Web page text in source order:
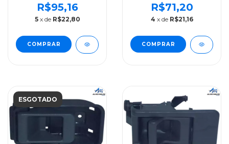
10/DUCATO 2.5 8/
JUMPER/BOXER -
9945788
R$95,16
5 x de R$22,80
MAXI ARO
16/JUMPER/BOXER -
77362233
R$71,20
4 x de R$21,16
ESGOTADO